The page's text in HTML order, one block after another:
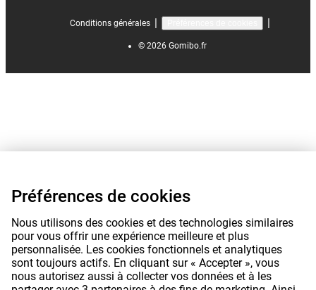
Conditions générales | |
© 2026 Gomibo.fr
Préférences de cookies
Nous utilisons des cookies et des technologies similaires
pour vous offrir une expérience meilleure et plus
personnalisée. Les cookies fonctionnels et analytiques
sont toujours actifs. En cliquant sur « Accepter », vous
nous autorisez aussi à collecter vos données et à les